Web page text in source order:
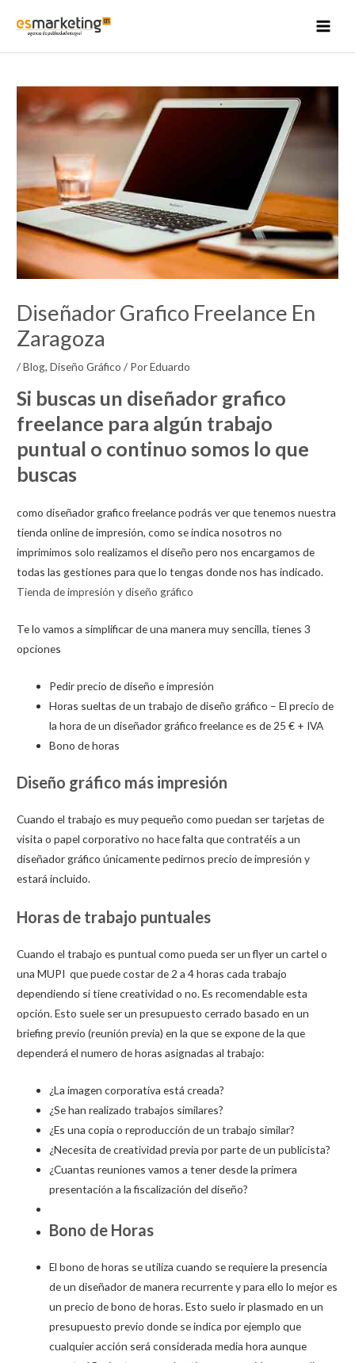
Diseñador Grafico Freelance En
Zaragoza
/Blog,Diseño Gráfico / PorEduardo
Si buscas un diseñador grafico
freelance para algún trabajo
puntual o continuo somos lo que
buscas
como diseñador grafico freelance podrás ver que tenemos nuestra
tienda online de impresión, como se indica nosotros no
imprimimos solo realizamos el diseño pero nos encargamos de
todas las gestiones para que lo tengas donde nos has indicado.
Tienda de impresión y diseño gráfico
Te lo vamos a simplificar de una manera muy sencilla, tienes 3
opciones
Pedir precio de diseño e impresión
Horas sueltas de un trabajo de diseño gráfico – El precio de
la hora de un diseñador gráfico freelance es de 25 € + IVA
Bono de horas
Diseño gráfico más impresión
Cuando el trabajo es muy pequeño como puedan ser tarjetas de
visita o papel corporativo no hace falta que contratéis a un
diseñador gráfico únicamente pedirnos precio de impresión y
estará incluido.
Horas de trabajo puntuales
Cuando el trabajo es puntual como pueda ser un flyer un cartel o
una MUPI que puede costar de 2 a 4 horas cada trabajo
dependiendo si tiene creatividad o no. Es recomendable esta
opción. Esto suele ser un presupuesto cerrado basado en un
briefing previo (reunión previa) en la que se expone de la que
dependerá el numero de horas asignadas al trabajo:
¿La imagen corporativa está creada?
¿Se han realizado trabajos similares?
¿Es una copia o reproducción de un trabajo similar?
¿Necesita de creatividad previa por parte de un publicista?
¿Cuantas reuniones vamos a tener desde la primera
presentación a la fiscalización del diseño?
Bono de Horas
El bono de horas se utiliza cuando se requiere la presencia
de un diseñador de manera recurrente y para ello lo mejor es
un precio de bono de horas. Esto suelo ir plasmado en un
presupuesto previo donde se indica por ejemplo que
cualquier acción será considerada media hora aunque